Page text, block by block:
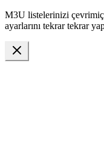
M3U listelerinizi
ayarlarını tekrar tekrar